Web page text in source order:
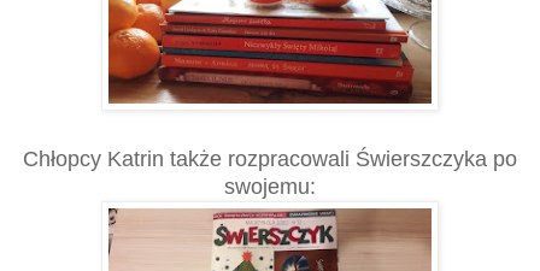
Chłopcy Katrin także rozpracowali Świerszczyka po
swojemu: